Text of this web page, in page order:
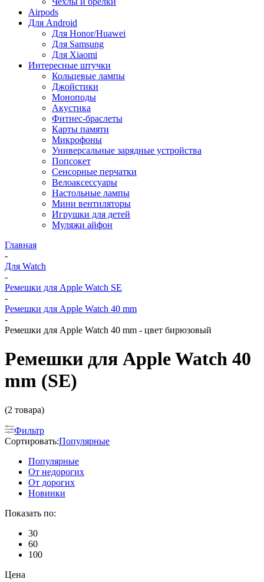
Airpods
Для Android
Для Honor/Huawei
Для Samsung
Для Xiaomi
Интересные штучки
Кольцевые лампы
Джойстики
Моноподы
Акустика
Фитнес-браслеты
Карты памяти
Микрофоны
Универсальные зарядные устройства
Попсокет
Сенсорные перчатки
Велоаксессуары
Настольные лампы
Мини вентиляторы
Игрушки для детей
Муляжи айфон
Главная
-
Для Watch
-
Ремешки для Apple Watch SE
-
Ремешки для Apple Watch 40 mm
-
Ремешки для Apple Watch 40 mm - цвет бирюзовый
Ремешки для Apple Watch 40
mm (SE)
(2 товара)
Фильтр
Сортировать:Популярные
Популярные
От недорогих
От дорогих
Новинки
Показать по:
30
60
100
Цена